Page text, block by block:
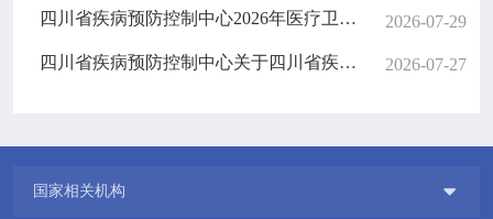
四川省疾病预防控制中心2026年医疗卫生辅助岗第二批招募公告 2026-07-29
四川省疾病预防控制中心关于四川省疾病预防控制中心食堂餐桌椅采购项目的比选公告 2026-07-27
国家相关机构 